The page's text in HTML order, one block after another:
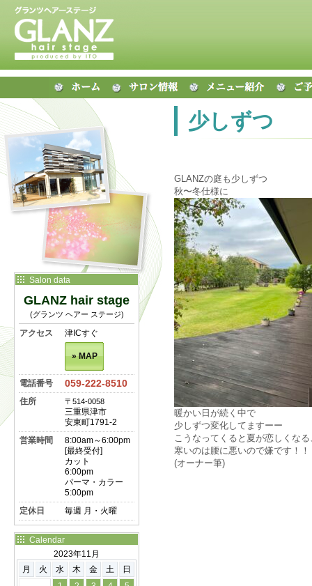
少しずつ
GLANZの庭も少しずつ
秋〜冬仕様に
暖かい日が続く中で
少しずつ変化してますーー
こうなってくると夏が恋しくな
寒いのは腰に悪いので嫌です！！
(オーナー筆)
Salon data
GLANZ hair stage
(グランツ ヘアー ステージ)
アクセス 津ICすぐ
» MAP
電話番号 059-222-8510
住所 〒514-0058
三重県津市
安東町1791-2
営業時間
8:00am～6:00pm
[最終受付]
カット
6:00pm
パーマ・カラー
5:00pm
定休日
毎週 月・火曜
Calendar
2023年11月
月
火 水 木 金 土 日